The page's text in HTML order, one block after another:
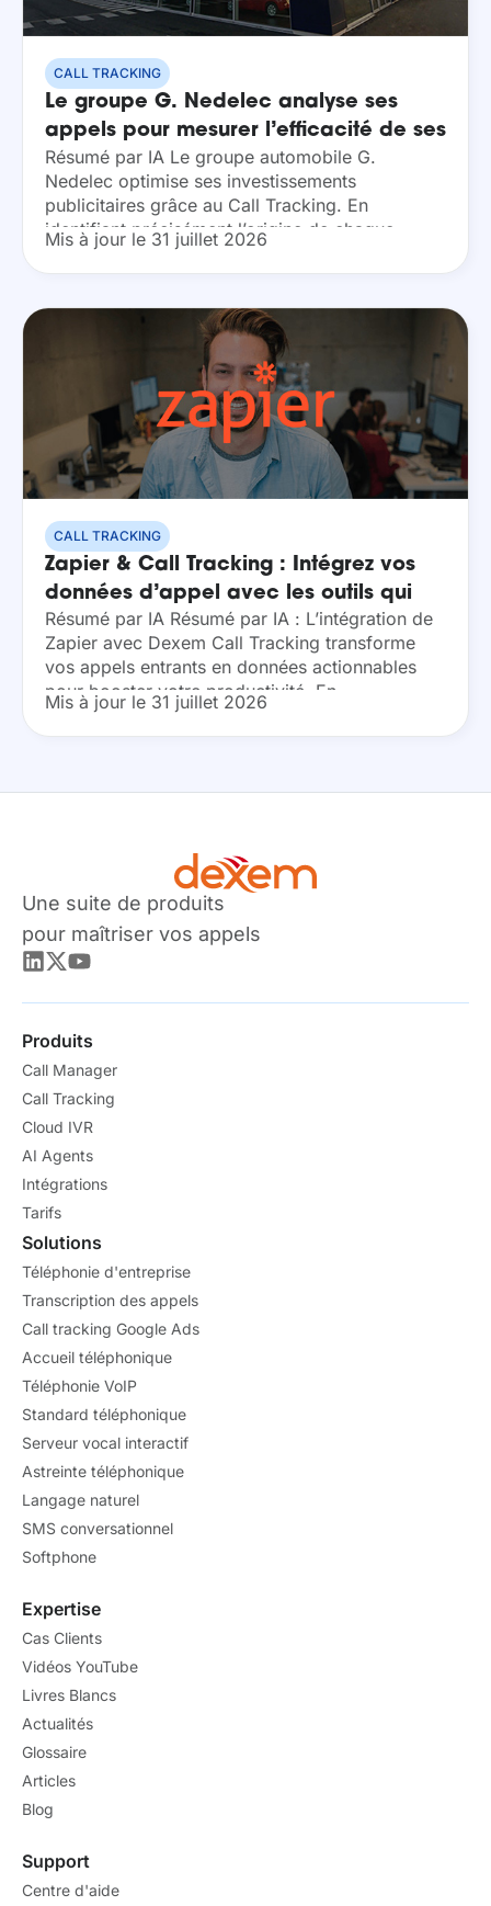
CALL TRACKING
Le groupe G. Nedelec analyse ses
appels pour mesurer l’efficacité de ses
supports
Résumé par IA Le groupe automobile G.
Nedelec optimise ses investissements
publicitaires grâce au Call Tracking. En
identifiant précisément l’origine de chaque
appel, l’enseigne mesure la rentabilité réelle de
ses annonces sur les plateformes comme Le...
Mis à jour le 31 juillet 2026
CALL TRACKING
Zapier & Call Tracking : Intégrez vos
données d’appel avec les outils qui
comptent
Résumé par IA Résumé par IA : L’intégration de
Zapier avec Dexem Call Tracking transforme
vos appels entrants en données actionnables
pour booster votre productivité. En
automatisant le transfert d’informations vers vos
outils quotidiens, vous supprimez...
Mis à jour le 31 juillet 2026
Une suite de produits
pour maîtriser vos appels
Produits
Call Manager
Call Tracking
Cloud IVR
AI Agents
Intégrations
Tarifs
Solutions
Téléphonie d'entreprise
Transcription des appels
Call tracking Google Ads
Accueil téléphonique
Téléphonie VoIP
Standard téléphonique
Serveur vocal interactif
Astreinte téléphonique
Langage naturel
SMS conversationnel
Softphone
Expertise
Cas Clients
Vidéos YouTube
Livres Blancs
Actualités
Glossaire
Articles
Blog
Support
Centre d'aide